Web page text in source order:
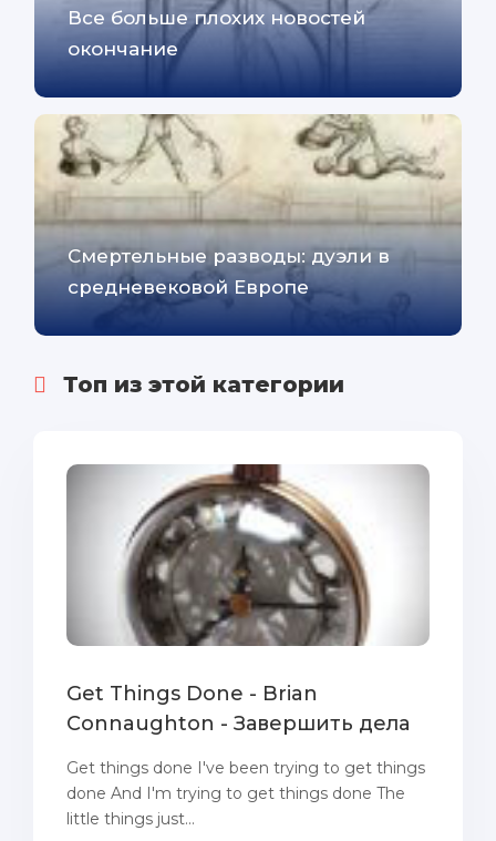
Все больше плохих новостей
окончание
Смертельные разводы: дуэли в
средневековой Европе
Топ из этой категории
Get Things Done - Brian
Connaughton - Завершить дела
Get things done I've been trying to get things
done And I'm trying to get things done The
little things just...